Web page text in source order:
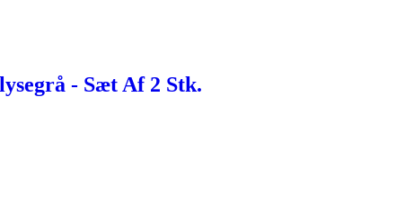
- Sæt Af 2 Stk.